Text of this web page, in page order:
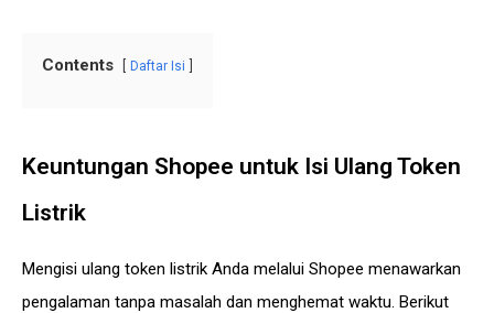
Contents Daftar Isi
Keuntungan Shopee untuk Isi Ulang Token
Listrik
Mengisi ulang token listrik Anda melalui Shopee menawarkan
pengalaman tanpa masalah dan menghemat waktu. Berikut